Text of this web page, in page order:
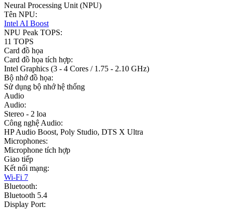
Neural Processing Unit (NPU)
Tên NPU:
Intel AI Boost
NPU Peak TOPS:
11 TOPS
Card đồ họa
Card đồ họa tích hợp:
Intel Graphics (3 - 4 Cores / 1.75 - 2.10 GHz)
Bộ nhớ đồ họa:
Sử dụng bộ nhớ hệ thống
Audio
Audio:
Stereo - 2 loa
Công nghệ Audio:
HP Audio Boost, Poly Studio, DTS X Ultra
Microphones:
Microphone tích hợp
Giao tiếp
Kết nối mạng:
Wi-Fi 7
Bluetooth:
Bluetooth 5.4
Display Port: